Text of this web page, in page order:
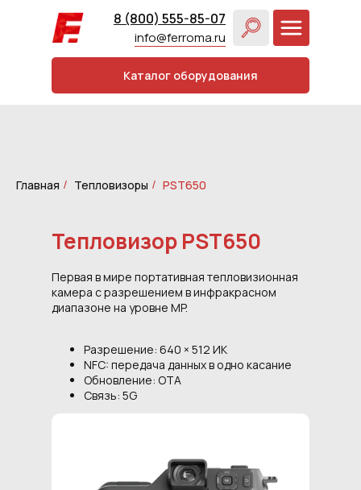
8 (800) 555-85-07
info@ferroma.ru
Каталог оборудования
Главная / Тепловизоры / PST650
Первая в мире портативная тепловизионная
камера с разрешением в инфракрасном
диапазоне на уровне MP.
Разрешение: 640 × 512 ИК
NFC: передача данных в одно касание
Обновление: OTA
Связь: 5G
Тепловизор PST650